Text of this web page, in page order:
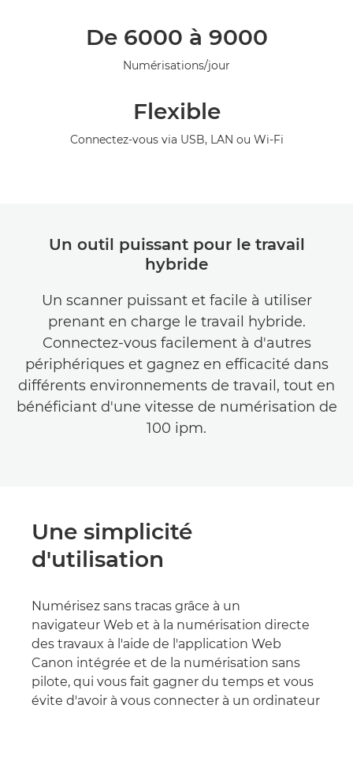
De 6000 à 9000
Numérisations/jour
Flexible
Connectez-vous via USB, LAN ou Wi-Fi
Un outil puissant pour le travail
hybride
Un scanner puissant et facile à utiliser
prenant en charge le travail hybride.
Connectez-vous facilement à d'autres
périphériques et gagnez en efficacité dans
différents environnements de travail, tout en
bénéficiant d'une vitesse de numérisation de
100 ipm.
Une simplicité
d'utilisation
Numérisez sans tracas grâce à un
navigateur Web et à la numérisation directe
des travaux à l'aide de l'application Web
Canon intégrée et de la numérisation sans
pilote, qui vous fait gagner du temps et vous
évite d'avoir à vous connecter à un ordinateur